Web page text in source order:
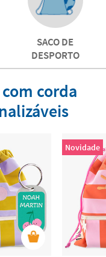
SACO DE
DESPORTO
com corda
Novidade